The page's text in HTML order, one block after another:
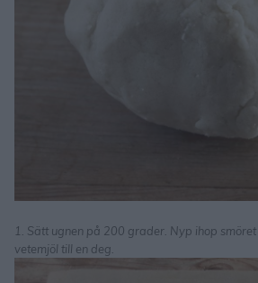
1. Sätt ugnen på 200 grader. Nyp ihop
vetemjöl till en deg.